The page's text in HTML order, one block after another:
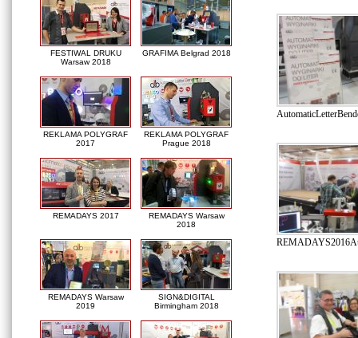
FESTIWAL DRUKU
Warsaw 2018
GRAFIMA Belgrad 2018
REKLAMA POLYGRAF
2017
REKLAMA POLYGRAF
Prague 2018
REMADAYS 2017
REMADAYS Warsaw
2018
REMADAYS Warsaw
2019
SIGN&DIGITAL
Birmingham 2018